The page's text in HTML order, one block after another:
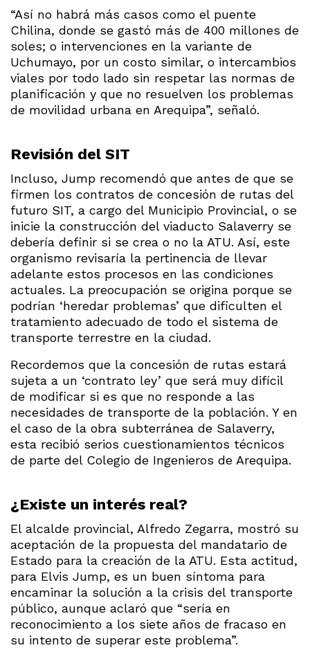
“Así no habrá más casos como el puente
Chilina, donde se gastó más de 400 millones de
soles; o intervenciones en la variante de
Uchumayo, por un costo similar, o intercambios
viales por todo lado sin respetar las normas de
planificación y que no resuelven los problemas
de movilidad urbana en Arequipa”, señaló.
Revisión del SIT
Incluso, Jump recomendó que antes de que se
firmen los contratos de concesión de rutas del
futuro SIT, a cargo del Municipio Provincial, o se
inicie la construcción del viaducto Salaverry se
debería definir si se crea o no la ATU. Así, este
organismo revisaría la pertinencia de llevar
adelante estos procesos en las condiciones
actuales. La preocupación se origina porque se
podrían ‘heredar problemas’ que dificulten el
tratamiento adecuado de todo el sistema de
transporte terrestre en la ciudad.
Recordemos que la concesión de rutas estará
sujeta a un ‘contrato ley’ que será muy difícil
de modificar si es que no responde a las
necesidades de transporte de la población. Y en
el caso de la obra subterránea de Salaverry,
esta recibió serios cuestionamientos técnicos
de parte del Colegio de Ingenieros de Arequipa.
¿Existe un interés real?
El alcalde provincial, Alfredo Zegarra, mostró su
aceptación de la propuesta del mandatario de
Estado para la creación de la ATU. Esta actitud,
para Elvis Jump, es un buen síntoma para
encaminar la solución a la crisis del transporte
público, aunque aclaró que “sería en
reconocimiento a los siete años de fracaso en
su intento de superar este problema”.